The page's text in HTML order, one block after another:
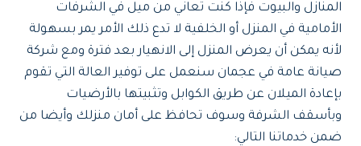
المنازل والبيوت فإذا كنت تعاني من ميل في الشرفات
الأمامية في المنزل أو الخلفية لا تدع ذلك الأمر يمر بسهولة
لأنه يمكن أن يعرض المنزل إلى الانهيار بعد فترة ومع شركة
صيانة عامة في عجمان سنعمل على توفير العالة التي تقوم
بإعادة الميلان عن طريق الكوابل وتثبيتها بالأرضيات
وبأسقف الشرفة وسوف تحافظ على أمان منزلك وأيضا من
ضمن خدماتنا التالي: